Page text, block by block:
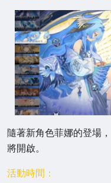
隨著新角色菲娜的登場，
將開啟。
活動時間：